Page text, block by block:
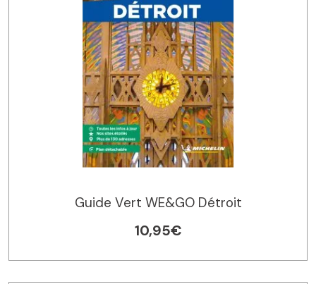
Guide Vert WE&GO Détroit
10,95€